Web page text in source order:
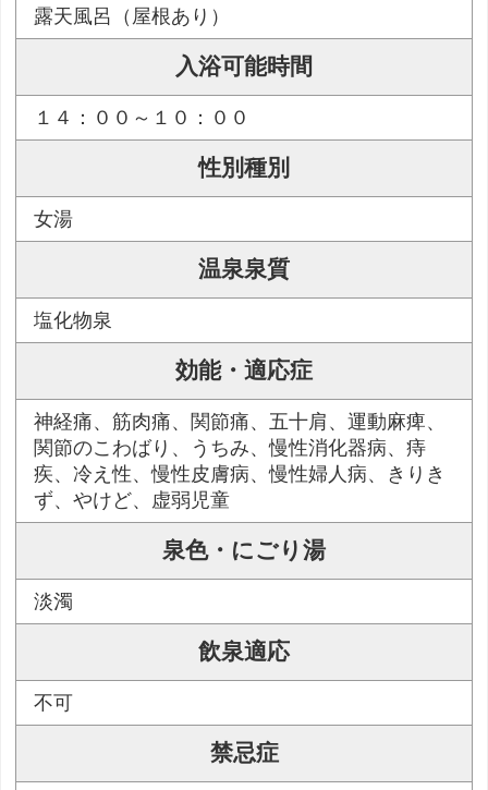
露天風呂（屋根あり）
入浴可能時間
１４：００～１０：００
性別種別
女湯
温泉泉質
塩化物泉
効能・適応症
神経痛、筋肉痛、関節痛、五十肩、運動麻痺、
関節のこわばり、うちみ、慢性消化器病、痔
疾、冷え性、慢性皮膚病、慢性婦人病、きりき
ず、やけど、虚弱児童
泉色・にごり湯
淡濁
飲泉適応
不可
禁忌症